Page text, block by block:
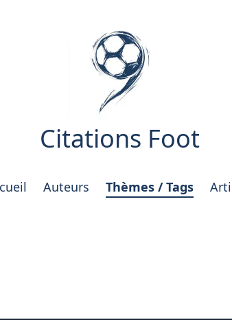
Citations Foot
Auteurs Thèmes / Tags